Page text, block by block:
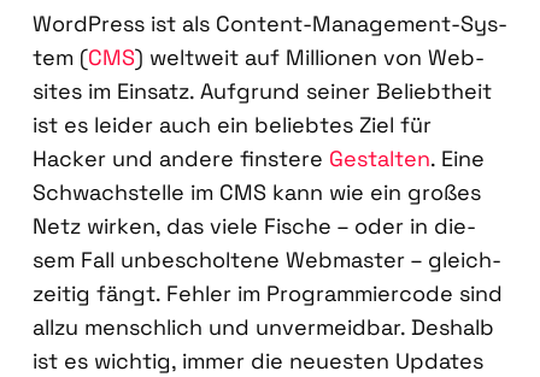
Word­Press ist als Con­tent-Manage­ment-Sys­
tem (CMS) welt­weit auf Mil­lio­nen von Web­
sites im Ein­satz. Auf­grund sei­ner Beliebt­heit
ist es lei­der auch ein belieb­tes Ziel für
Hacker und ande­re fins­te­re Gestal­ten. Eine
Schwach­stel­le im CMS kann wie ein gro­ßes
Netz wir­ken, das vie­le Fische – oder in die­
sem Fall unbe­schol­te­ne Web­mas­ter – gleich­
zei­tig fängt. Feh­ler im Pro­gram­mier­code sind
all­zu mensch­lich und unver­meid­bar. Des­halb
ist es wich­tig, immer die neu­es­ten Updates